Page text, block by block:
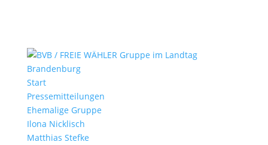
Start
Pressemitteilungen
Ehemalige Gruppe
Ilona Nicklisch
Matthias Stefke